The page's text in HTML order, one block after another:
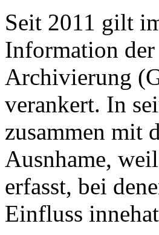
Seit 2011 gilt
Information
Archivierung
verankert. In
zusammen mit
Ausnhame,
erfasst, bei
Einfluss